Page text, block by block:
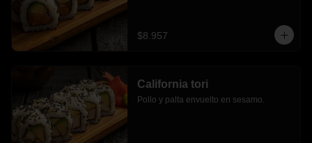
$8.957
California tori
Pollo y palta envuelto en sesamo.